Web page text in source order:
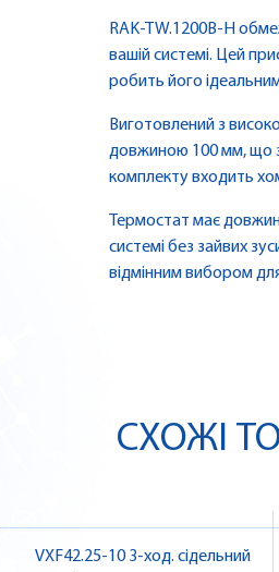
RAK-TW.1200B-H
вашій системі. Цей
робить його
Виготовлений з
довжиною 100 мм, що
комплекту входить
Термостат має
системі без зайвих
відмінним вибором для
СХОЖІ
VXF42.25-10 3-ход. сідельний